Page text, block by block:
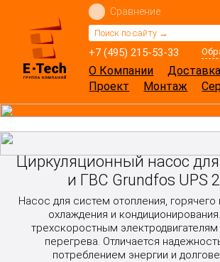
+7 (495) 215-53-33
Сравнение
О Компании Доставка
Проект
Монтаж
Циркуляционный насос
и ГВС Grundfos UPS
Насос для систем отопления, горячего
охлаждения и
трехскоростным
перегрева. Отличается
потреблением энергии и